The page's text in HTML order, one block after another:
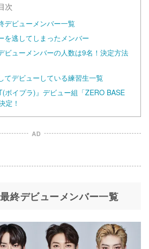
次
デビューメンバー一覧
を逃してしまったメンバー
ビューメンバーの人数は9名！決定方法
てデビューしている練習生一覧
ボイプラ)』デビュー組「ZERO BASE
定！
AD
最終デビューメンバー一覧